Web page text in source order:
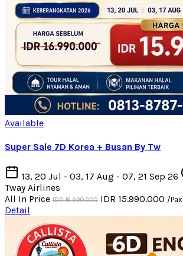
Available
Super Sale 7D Korea + Busan By Tw
13, 20 Jul - 03, 17 Aug - 07, 21 Sep 26
Tway Airlines
All In Price IDR 16.990.000 IDR 15.990.000 /Pax
Detail